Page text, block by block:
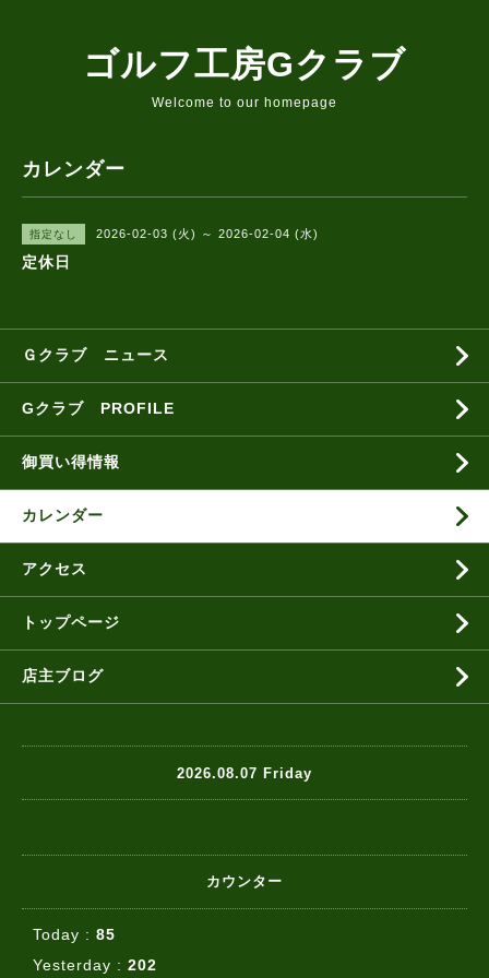
ゴルフ工房Gクラブ
Welcome to our homepage
カレンダー
指定なし 2026-02-03 (火) ～ 2026-02-04 (水)
定休日
Ｇクラブ ニュース
Gクラブ PROFILE
御買い得情報
カレンダー
アクセス
トップページ
店主ブログ
2026.08.07 Friday
カウンター
Today : 85
Yesterday : 202